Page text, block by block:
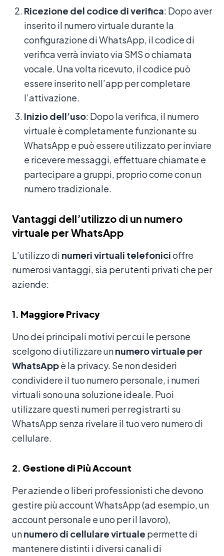
Ricezione del codice di verifica: Dopo aver
inserito il numero virtuale durante la
configurazione di WhatsApp, il codice di
verifica verrà inviato via SMS o chiamata
vocale. Una volta ricevuto, il codice può
essere inserito nell’app per completare
l’attivazione.
Inizio dell’uso: Dopo la verifica, il numero
virtuale è completamente funzionante su
WhatsApp e può essere utilizzato per inviare
e ricevere messaggi, effettuare chiamate e
partecipare a gruppi, proprio come con un
numero tradizionale.
Vantaggi dell’utilizzo di un numero
virtuale per WhatsApp
L’utilizzo di numeri virtuali telefonicioffre
numerosi vantaggi, sia per utenti privati che per
aziende:
1. Maggiore Privacy
Uno dei principali motivi per cui le persone
scelgono di utilizzare unnumero virtuale per
WhatsAppè la privacy. Se non desideri
condividere il tuo numero personale, i numeri
virtuali sono una soluzione ideale. Puoi
utilizzare questi numeri per registrarti su
WhatsApp senza rivelare il tuo vero numero di
cellulare.
2. Gestione di Più Account
Per aziende o liberi professionisti che devono
gestire più account WhatsApp (ad esempio, un
account personale e uno per il lavoro),
unnumero di cellulare virtuale permette di
mantenere distinti i diversi canali di